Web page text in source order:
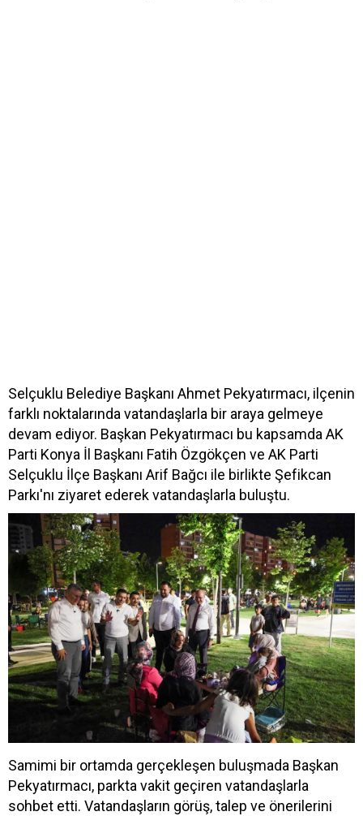
Selçuklu Belediye Başkanı Ahmet Pekyatırmacı, ilçenin
farklı noktalarında vatandaşlarla bir araya gelmeye
devam ediyor. Başkan Pekyatırmacı bu kapsamda AK
Parti Konya İl Başkanı Fatih Özgökçen ve AK Parti
Selçuklu İlçe Başkanı Arif Bağcı ile birlikte Şefikcan
Parkı'nı ziyaret ederek vatandaşlarla buluştu.
Samimi bir ortamda gerçekleşen buluşmada Başkan
Pekyatırmacı, parkta vakit geçiren vatandaşlarla
sohbet etti. Vatandaşların görüş, talep ve önerilerini